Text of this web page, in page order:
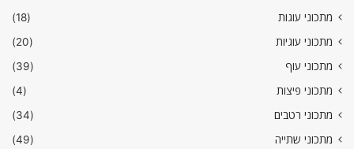
מתכוני עוגות
(18)
מתכוני עוגיות
(20)
מתכוני עוף
(39)
מתכוני פיצות
(4)
מתכוני רטבים
(34)
מתכוני שתייה
(49)